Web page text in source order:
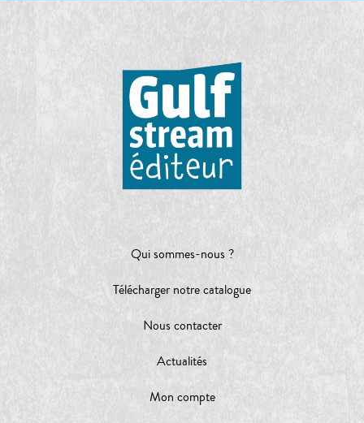
Qui sommes-nous ?
Télécharger notre catalogue
Nous contacter
Actualités
Mon compte